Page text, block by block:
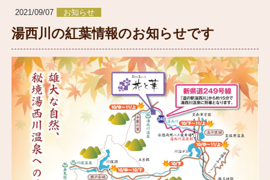
2021/09/07 お知らせ
湯西川の紅葉情報のお知らせです